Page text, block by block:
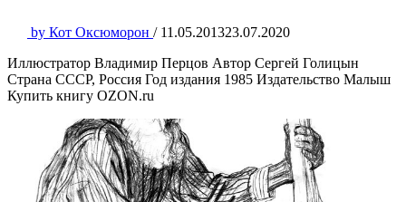
by Кот Оксюморон / 11.05.201323.07.2020
Иллюстратор Владимир Перцов Автор Сергей Голицын
Страна СССР, Россия Год издания 1985 Издательство Малыш
Купить книгу OZON.ru